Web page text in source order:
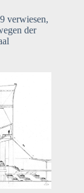
verwiesen,
der